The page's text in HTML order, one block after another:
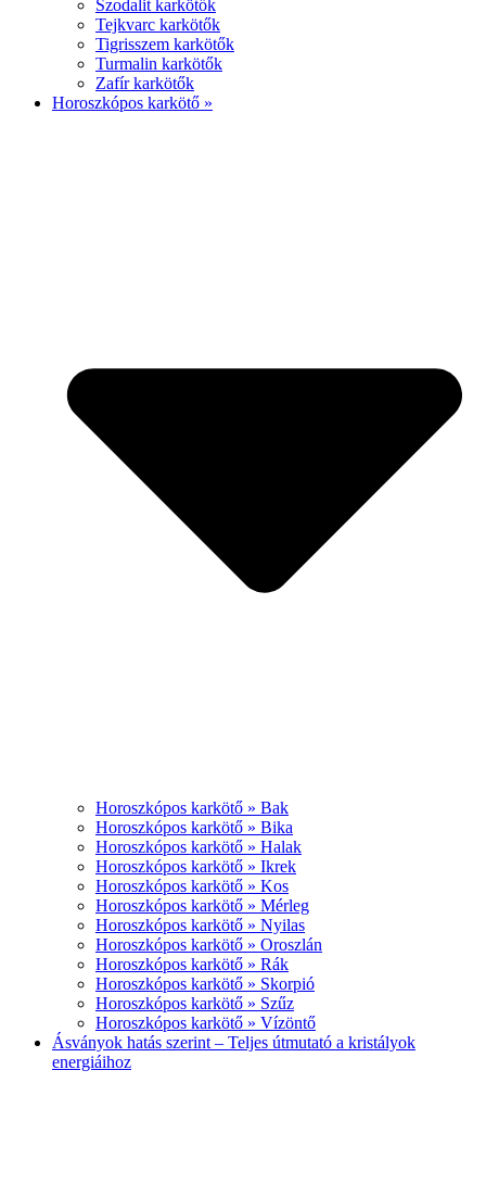
Szodalit karkötők
Tejkvarc karkötők
Tigrisszem karkötők
Turmalin karkötők
Zafír karkötők
Horoszkópos karkötő »
Horoszkópos karkötő » Bak
Horoszkópos karkötő » Bika
Horoszkópos karkötő » Halak
Horoszkópos karkötő » Ikrek
Horoszkópos karkötő » Kos
Horoszkópos karkötő » Mérleg
Horoszkópos karkötő » Nyilas
Horoszkópos karkötő » Oroszlán
Horoszkópos karkötő » Rák
Horoszkópos karkötő » Skorpió
Horoszkópos karkötő » Szűz
Horoszkópos karkötő » Vízöntő
Ásványok hatás szerint – Teljes útmutató a kristályok
energiáihoz